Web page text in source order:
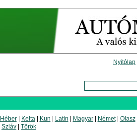
Nyitólap
Héber| Kelta| Kun Latin Magyar| Német| Olasz|
Szláv Török